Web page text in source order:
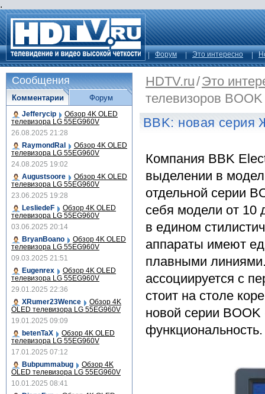
.
Форум Это интересно
HDTV.ru/Это
телевизоров BOOK
BBK: новая серия
Компания BBK
выделении в
отдельной серии
себя модели от
в едином
аппараты имеют
плавными
ассоциируется с
стоит на столе
новой серии
функциональность.
Сообщения
Комментарии
Jefferycip Обзор 4K OLED
телевизора LG 55EG960V
26.08.2025 21:28
RaymondRal
Обзор 4K OLED
телевизора LG 55EG960V
24.08.2025 19:02
Augustsoore
Обзор 4K OLED
телевизора LG 55EG960V
23.06.2025 19:28
LesliedeF
Обзор 4K OLED
телевизора LG 55EG960V
03.06.2025 20:14
BryanBoano
Обзор 4K OLED
телевизора LG 55EG960V
09.03.2025 21:51
Eugenrex
Обзор 4K OLED
телевизора LG 55EG960V
29.01.2025 22:36
XRumer23Wence
Обзор 4K
OLED телевизора LG 55EG960V
19.01.2025 09:09
betenTaX
Обзор 4K OLED
телевизора LG 55EG960V
17.01.2025 07:12
Bubpummabug
Обзор 4K
OLED телевизора LG 55EG960V
10.01.2025 08:41
Форум